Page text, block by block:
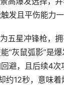
发且平伤能力
五星冲锋枪，
“灰鼠弧影”是
避，且后续4
约12秒，意味